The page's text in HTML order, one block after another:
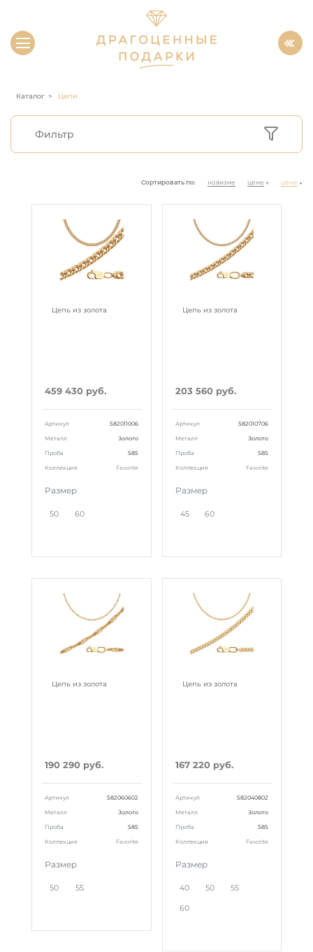
Каталог Цепи
Фильтр
Сортировать по: новизне цене ↑ цене ↓
Цепь из золота
459 430 руб.
Артикул 582011006
Металл Золото
Проба 585
Коллекция Favorite
Размер
50 60
Цепь из золота
203 560 руб.
Артикул 582010706
Металл Золото
Проба 585
Коллекция Favorite
Размер
45 60
Цепь из золота
190 290 руб.
Артикул 582060602
Металл Золото
Проба 585
Коллекция Favorite
Размер
50 55
Цепь из золота
167 220 руб.
Артикул 582040802
Металл Золото
Проба 585
Коллекция Favorite
Размер
40 50 55
60